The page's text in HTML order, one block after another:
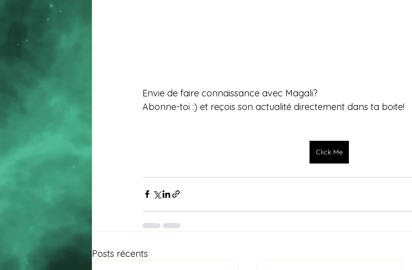
Envie de faire connaissance avec Magali?
Abonne-toi :) et reçois son actualité directement dans ta boite!
Click Me
Posts récents